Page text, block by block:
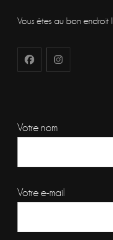
Vous êtes au bon endroit !
Votre nom
Votre e-mail